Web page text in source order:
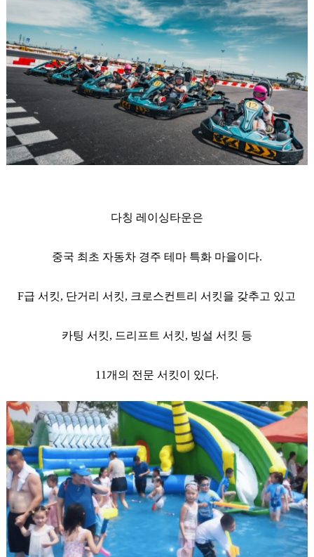
다칭 레이싱타운은
중국 최초 자동차 경주 테마 특화 마을이다.
F급 서킷, 단거리 서킷, 크로스컨트리 서킷을 갖추고 있고
카팅 서킷, 드리프트 서킷, 빙설 서킷 등
11개의 전문 서킷이 있다.